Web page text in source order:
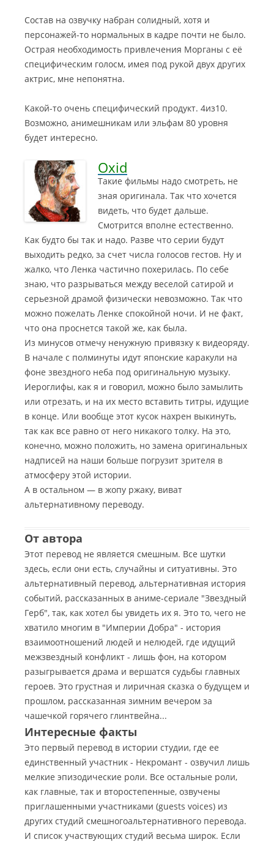
Состав на озвучку набран солидный, хотя и
персонажей-то нормальных в кадре почти не было.
Острая необходимость привлечения Морганы с её
специфическим голосм, имея под рукой двух других
актрис, мне непонятна.
Какой-то очень специфический продукт. 4из10.
Возможно, анимешникам или эльфам 80 уровня
будет интересно.
Oxid
Такие фильмы надо смотреть, не
зная оригинала. Так что хочется
видеть, что будет дальше.
Смотрится вполне естественно.
Как будто бы так и надо. Разве что серии будут
выходить редко, за счет числа голосов гестов. Ну и
жалко, что Ленка частично похерилась. По себе
знаю, что разрываться между веселой сатирой и
серьезной драмой физически невозможно. Так что
можно пожелать Ленке спокойной ночи. И не факт,
что она проснется такой же, как была.
Из минусов отмечу ненужную привязку к видеоряду.
В начале с полминуты идут японские каракули на
фоне звездного неба под оригинальную музыку.
Иероглифы, как я и говорил, можно было замылить
или отрезать, и на их место вставить титры, идущие
в конце. Или вообще этот кусок нахрен выкинуть,
так как все равно от него никакого толку. На это,
конечно, можно положить, но замена оригинальных
надписей на наши больше погрузит зрителя в
атмосферу этой истории.
А в остальном — в жопу ржаку, виват
альтернативному переводу.
От автора
Этот перевод не является смешным. Все шутки
здесь, если они есть, случайны и ситуативны. Это
альтернативный перевод, альтернативная история
событий, рассказанных в аниме-сериале "Звездный
Герб", так, как хотел бы увидеть их я. Это то, чего не
хватило многим в "Империи Добра" - история
взаимоотношений людей и нелюдей, где идущий
межзвездный конфликт - лишь фон, на котором
разыгрывается драма и вершатся судьбы главных
героев. Это грустная и лиричная сказка о будущем и
прошлом, рассказанная зимним вечером за
чашечкой горячего глинтвейна...
Интересные факты
Это первый перевод в истории студии, где ее
единственный участник - Некромант - озвучил лишь
мелкие эпизодические роли. Все остальные роли,
как главные, так и второстепенные, озвучены
приглашенными участниками (guests voices) из
других студий смешногоальтернативного перевода.
И список участвующих студий весьма широк. Если